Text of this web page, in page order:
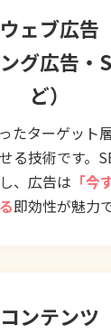
ウェブ広告
ング広告・
ど）
たターゲット
る技術です。
、広告は 「
即効性が魅力で
コンテンツ